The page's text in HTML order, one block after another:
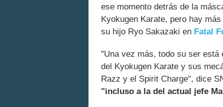
ese momento detrás de la
Kyokugen Karate, pero hay
su hijo Ryo Sakazaki en Fatal
"Una vez más, todo su ser está
del Kyokugen Karate y sus
Razz y el Spirit Charge", dice
"incluso a la del actual jefe